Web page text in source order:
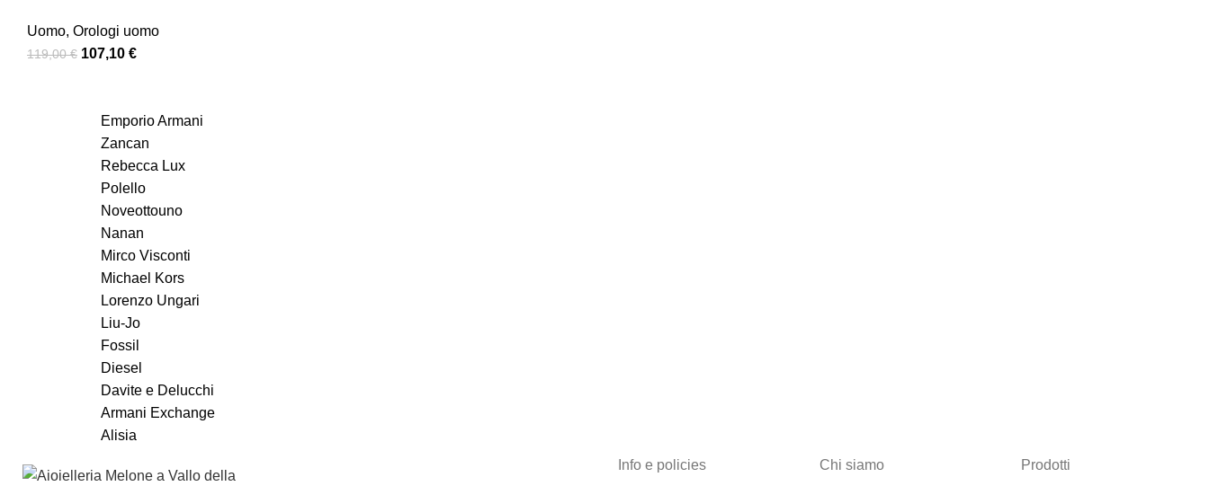
Uomo, Orologi uomo
119,00€ 107,10 €
Emporio Armani
Zancan
Rebecca Lux
Polello
Noveottouno
Nanan
Mirco Visconti
Michael Kors
Lorenzo Ungari
Liu-Jo
Fossil
Diesel
Davite e Delucchi
Armani Exchange
Alisia
Info e policies
Chi siamo Prodotti